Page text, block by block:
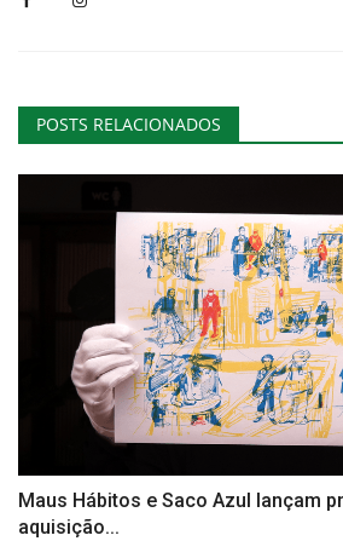
POSTS RELACIONADOS
Maus Hábitos e Saco Azul lançam
aquisição...